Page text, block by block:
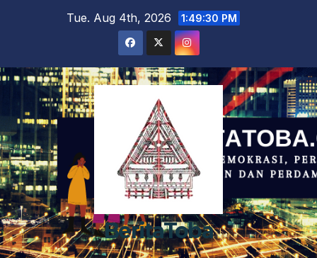
Tue. Aug 4th, 2026 1:49:30 PM
BeritaToba